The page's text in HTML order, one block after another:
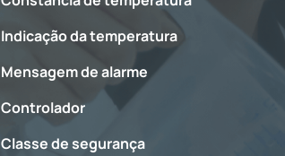
Indicação da temperatura
Mensagem de alarme
Controlador
Classe de segurança